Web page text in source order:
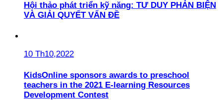
Hội thảo phát triển kỹ năng: TƯ DUY PHẢN BIỆN
VÀ GIẢI QUYẾT VẤN ĐỀ
10 Th10,2022
KidsOnline sponsors awards to preschool
teachers in the 2021 E-learning Resources
Development Contest